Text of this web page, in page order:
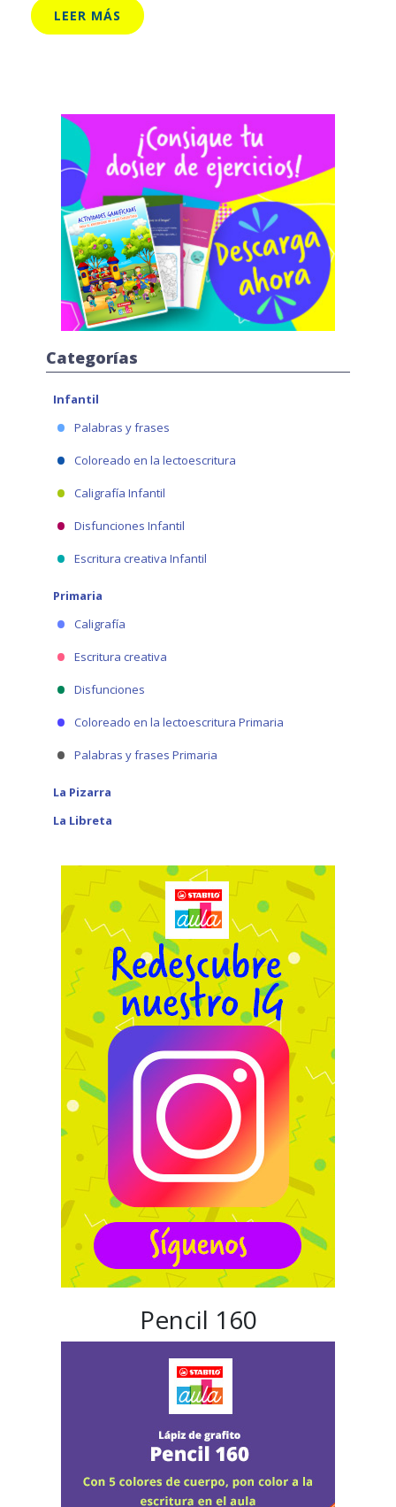
LEER MÁS
Categorías
Infantil
Palabras y frases
Coloreado en la lectoescritura
Caligrafía Infantil
Disfunciones Infantil
Escritura creativa Infantil
Primaria
Caligrafía
Escritura creativa
Disfunciones
Coloreado en la lectoescritura Primaria
Palabras y frases Primaria
La Pizarra
La Libreta
Pencil 160